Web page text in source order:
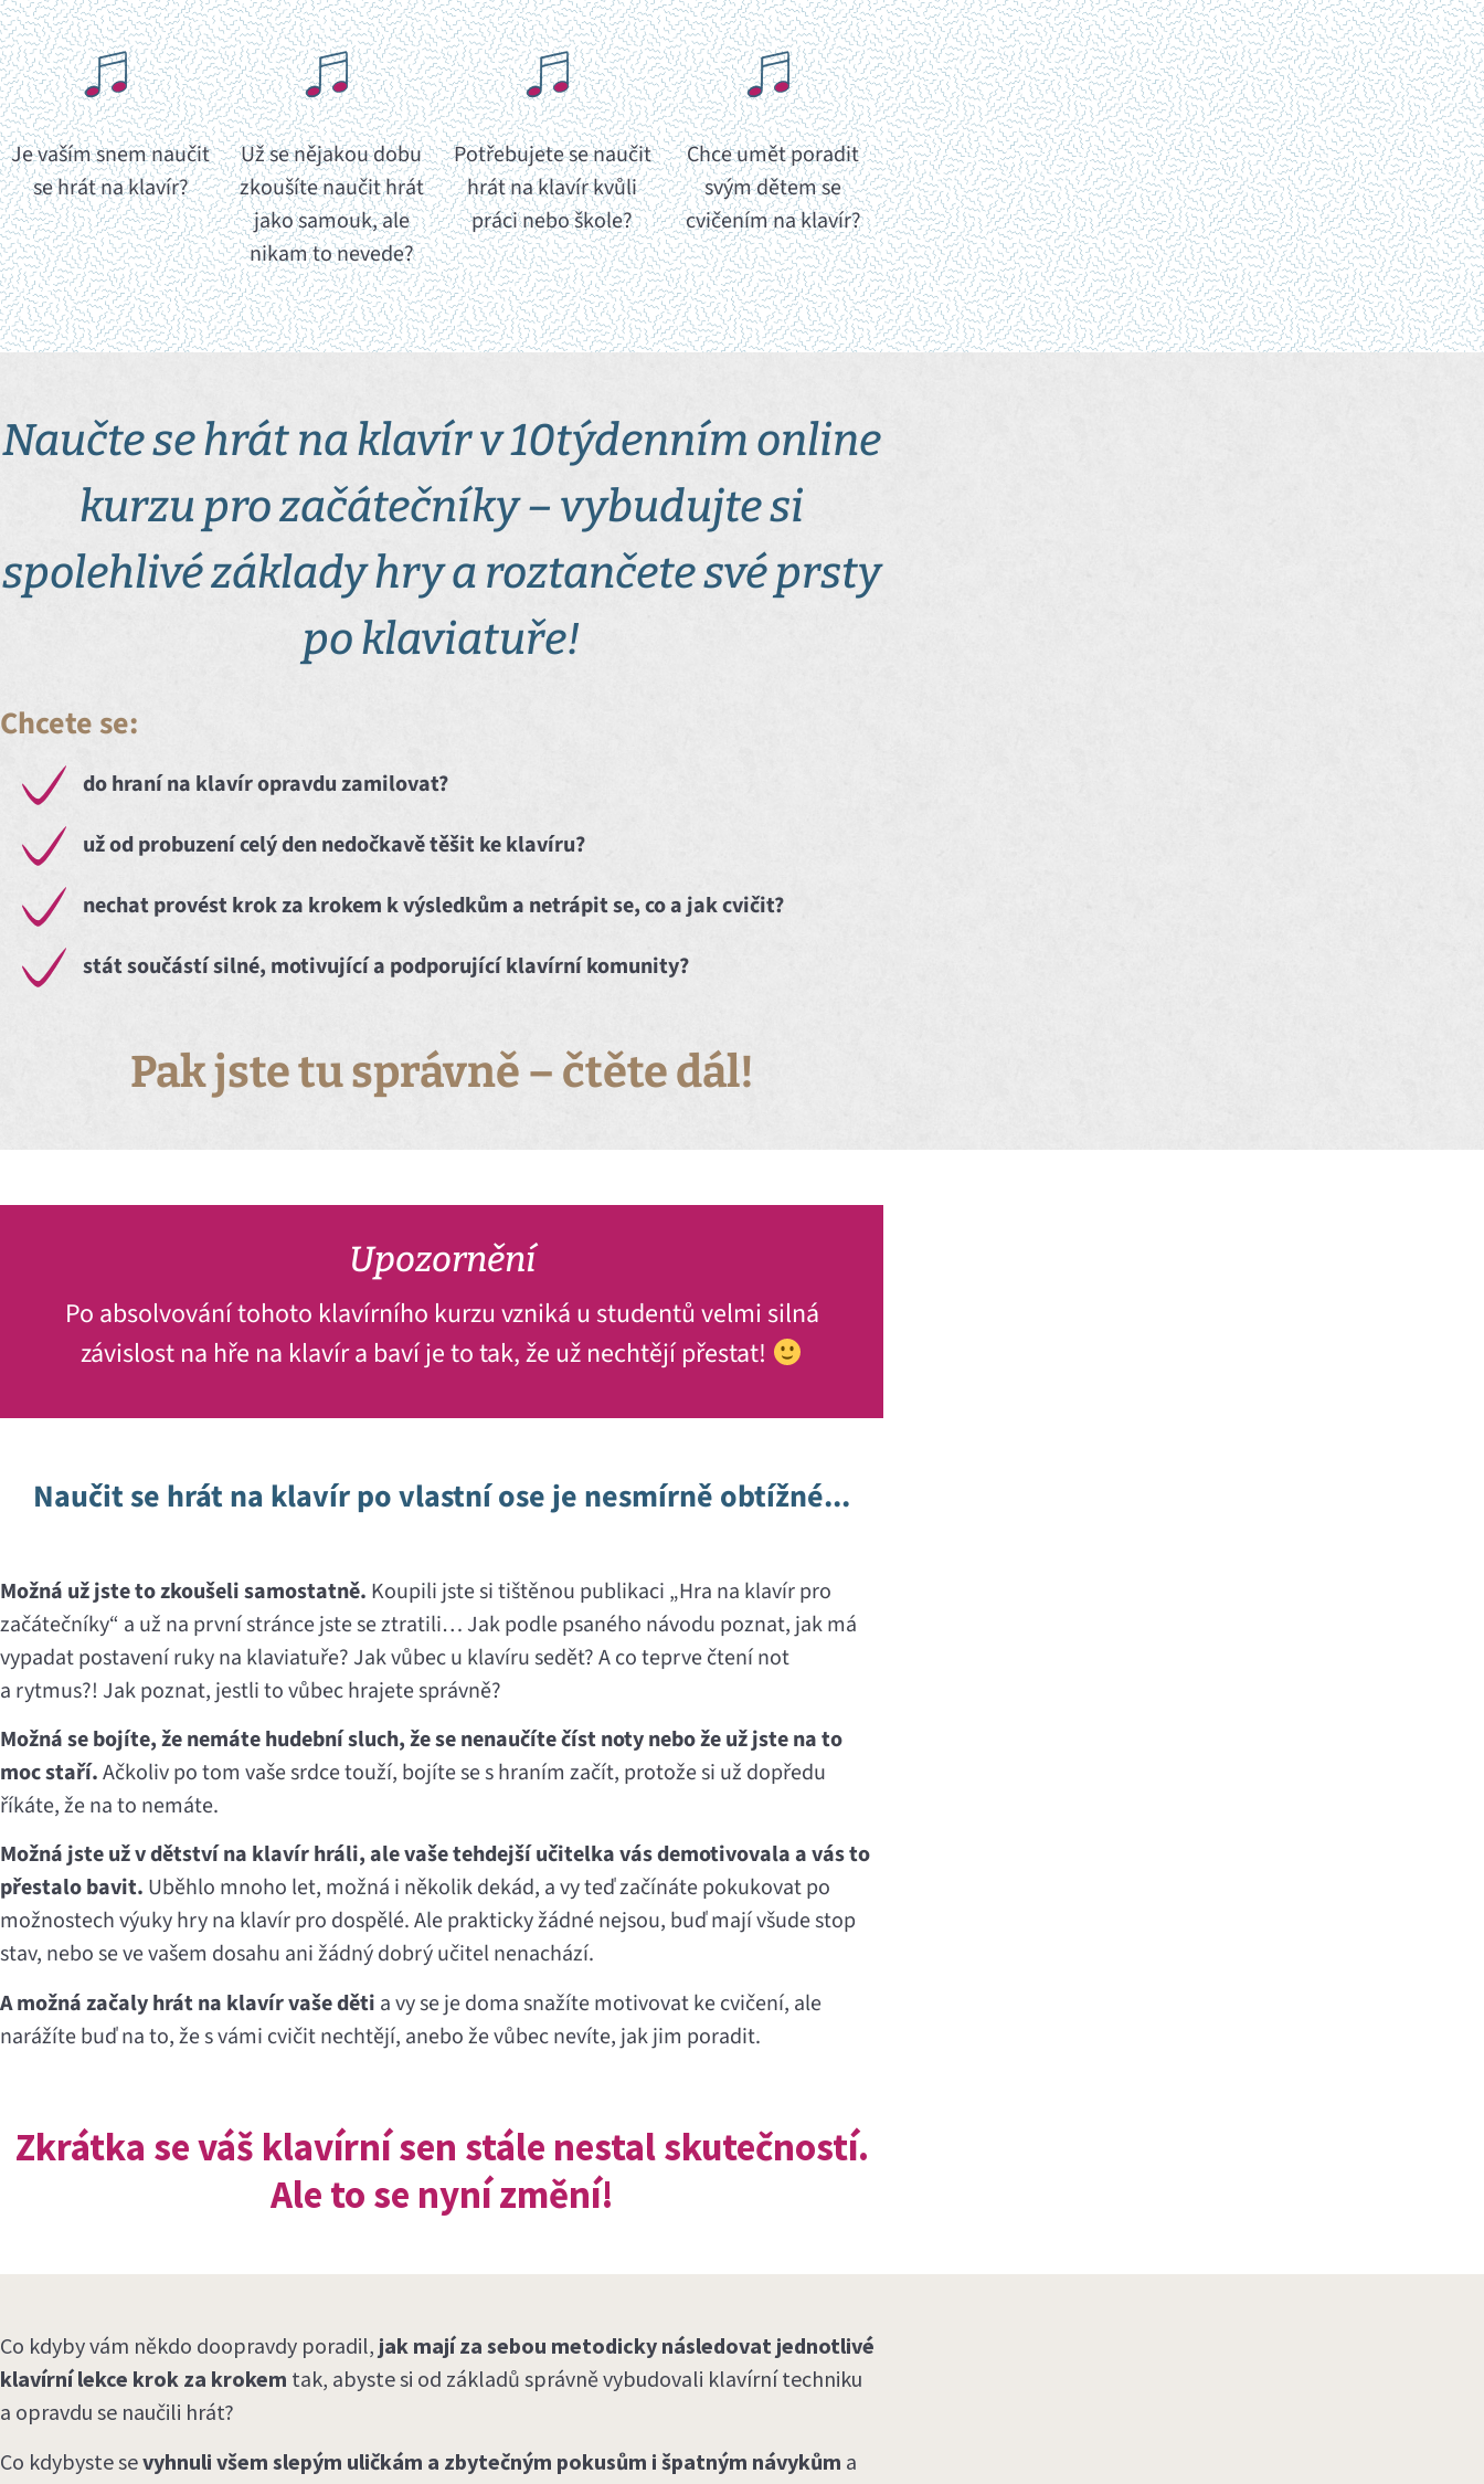
Je vaším snem naučit
se hrát na klavír?
Už se nějakou dobu
zkoušíte naučit hrát
jako samouk, ale
nikam to nevede?
Potřebujete se naučit
hrát na klavír kvůli
práci nebo škole?
Chce umět poradit
svým dětemse
cvičením na klavír?
Naučte se hrát na klavír v 10týdenním online
kurzu pro začátečníky – vybudujte si
spolehlivé základy hry a roztančete své prsty
po klaviatuře!
Chcete se:
do hraní na klavír opravdu zamilovat?
už od probuzení celý den nedočkavě těšit ke klavíru?
nechat provést krok za krokem k výsledkům a netrápit se, co a jak cvičit?
stát součástí silné, motivující a podporující klavírní komunity?
Pak jste tu správně – čtěte dál!
Upozornění
Po absolvování tohoto klavírního kurzu vzniká u studentů velmi silná
závislost na hře na klavír a baví je to tak, že už nechtějí přestat!
Naučit se hrát na klavír po vlastní ose je nesmírně obtížné...
Možná už jste to zkoušeli samostatně. Koupili jste si tištěnou publikaci „Hra na klavír pro
začátečníky“ a už na první stránce jste se ztratili… Jak podle psaného návodu poznat, jak má
vypadat postavení ruky na klaviatuře? Jak vůbec u klavíru sedět? A co teprve čtení not
a rytmus?! Jak poznat, jestli to vůbec hrajete správně?
Možná se bojíte, že nemáte hudební sluch, že se nenaučíte číst noty nebo že už jste na to
moc staří.Ačkoliv po tom vaše srdce touží, bojíte se s hraním začít, protože si už dopředu
říkáte, že na to nemáte.
Možná jste už v dětství na klavír hráli, ale vaše tehdejší učitelka vás demotivovala a vás to
přestalo bavit. Uběhlo mnoho let, možná i několik dekád, a vy teď začínáte pokukovat po
možnostech výuky hry na klavír pro dospělé. Ale prakticky žádné nejsou, buď mají všude stop
stav, nebo se ve vašem dosahu ani žádný dobrý učitel nenachází.
A možná začaly hrát na klavír vaše děti a vy se je doma snažíte motivovat ke cvičení, ale
narážíte buď na to, že s vámi cvičit nechtějí, anebo že vůbec nevíte, jak jim poradit.
Zkrátka se váš klavírní sen stále nestal skutečností.
Ale to se nyní změní!
Co kdyby vám někdo doopravdy poradil, jak mají za sebou metodicky následovat jednotlivé
klavírní lekce krok za krokem tak, abyste si od základů správně vybudovali klavírní techniku
a opravdu se naučili hrát?
Co kdybyste sevyhnuli všem slepým uličkám a zbytečným pokusům i špatným návykům a